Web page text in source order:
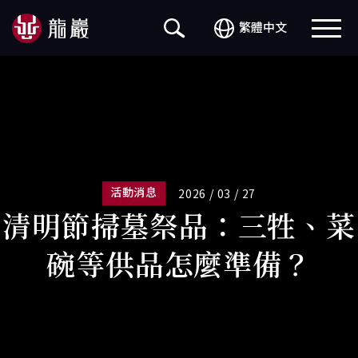
繁體中文
活動消息 2026 / 03 / 27
清明節掃墓祭品：三牲、菜
碗等供品怎麼準備？